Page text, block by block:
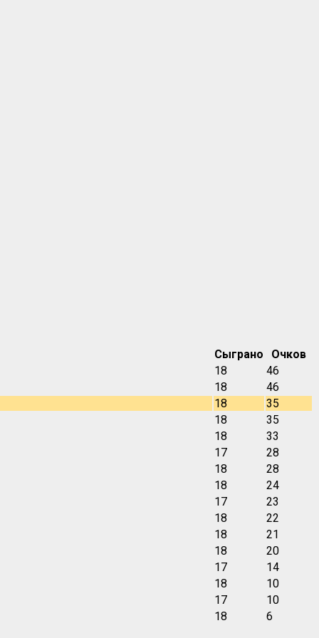
Сыграно
Очков
18
46
18
46
18
35
18
35
18
33
17
28
18
28
18
24
17
23
18
22
18
21
18
20
17
14
18
10
17
10
18
6